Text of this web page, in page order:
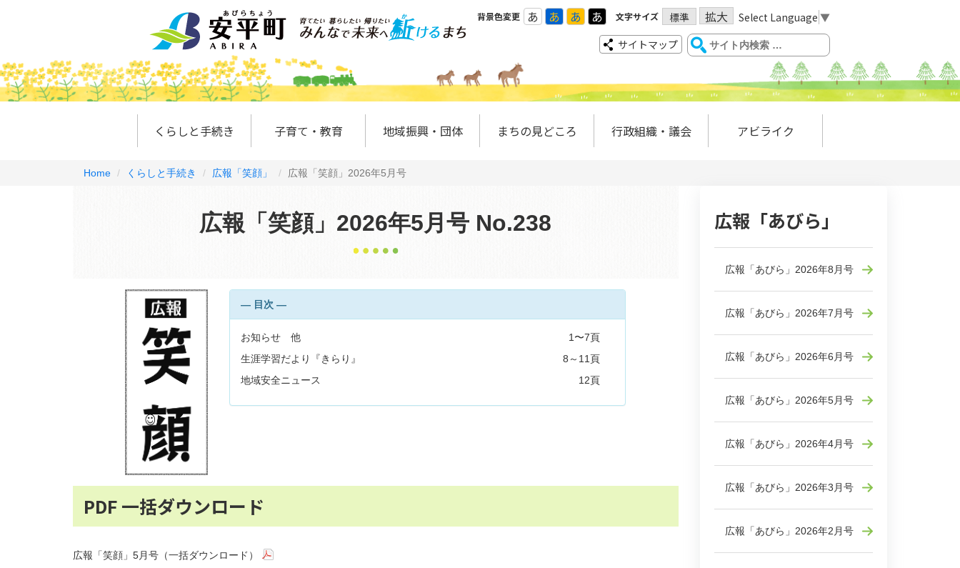
背景色変更 あ あ あ あ 文字サイズ 標準 拡大 Select Language ▼
サイトマップ
くらしと手続き 子育て・教育 地域振興・団体 まちの見どころ 行政組織・議会 アビライク
Home くらしと手続き 広報「笑顔」 広報「笑顔」2026年5月号
広報「笑顔」2026年5月号 No.238
― 目次 ―
お知らせ 他
1〜7頁
生涯学習だより『きらり』
8～11頁
地域安全ニュース
12頁
PDF 一括ダウンロード
広報「笑顔」5月号（一括ダウンロード）
広報「あびら」
広報「あびら」2026年8月号
広報「あびら」2026年7月号
広報「あびら」2026年6月号
広報「あびら」2026年5月号
広報「あびら」2026年4月号
広報「あびら」2026年3月号
広報「あびら」2026年2月号